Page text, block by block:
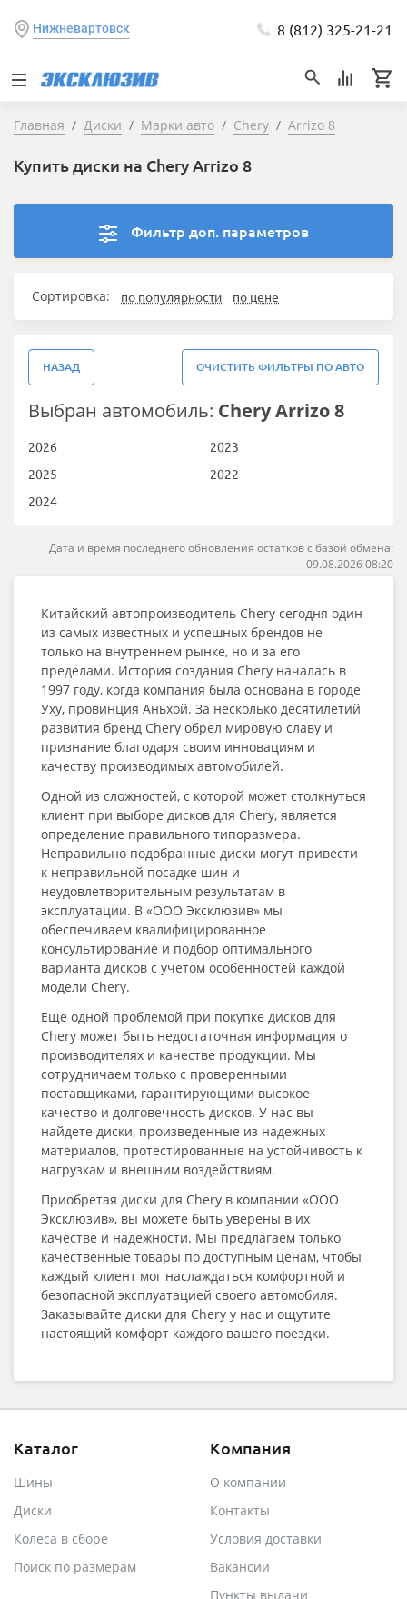
Нижневартовск 8 (812) 325-21-21
Главная Диски Марки авто Chery Arrizo 8
Купить диски на Chery Arrizo 8
Фильтр доп. параметров
Сортировка: по популярности по цене
НАЗАД ОЧИСТИТЬ ФИЛЬТРЫ ПО АВТО
Выбран автомобиль: Chery Arrizo 8
2026
2025
2024
2023
2022
Дата и время последнего обновления остатков с базой обмена:
09.08.2026 08:20
Китайский автопроизводитель Chery сегодня один
из самых известных и успешных брендов не
только на внутреннем рынке, но и за его
пределами. История создания Chery началась в
1997 году, когда компания была основана в городе
Уху, провинция Аньхой. За несколько десятилетий
развития бренд Chery обрел мировую славу и
признание благодаря своим инновациям и
качеству производимых автомобилей.
Одной из сложностей, с которой может столкнуться
клиент при выборе дисков для Chery, является
определение правильного типоразмера.
Неправильно подобранные диски могут привести
к неправильной посадке шин и
неудовлетворительным результатам в
эксплуатации. В «ООО Эксклюзив» мы
обеспечиваем квалифицированное
консультирование и подбор оптимального
варианта дисков с учетом особенностей каждой
модели Chery.
Еще одной проблемой при покупке дисков для
Chery может быть недостаточная информация о
производителях и качестве продукции. Мы
сотрудничаем только с проверенными
поставщиками, гарантирующими высокое
качество и долговечность дисков. У нас вы
найдете диски, произведенные из надежных
материалов, протестированные на устойчивость к
нагрузкам и внешним воздействиям.
Приобретая диски для Chery в компании «ООО
Эксклюзив», вы можете быть уверены в их
качестве и надежности. Мы предлагаем только
качественные товары по доступным ценам, чтобы
каждый клиент мог наслаждаться комфортной и
безопасной эксплуатацией своего автомобиля.
Заказывайте диски для Chery у нас и ощутите
настоящий комфорт каждого вашего поездки.
Каталог
Шины
Диски
Колеса в сборе
Поиск по размерам
Компания
О компании
Контакты
Условия доставки
Вакансии
Пункты выдачи